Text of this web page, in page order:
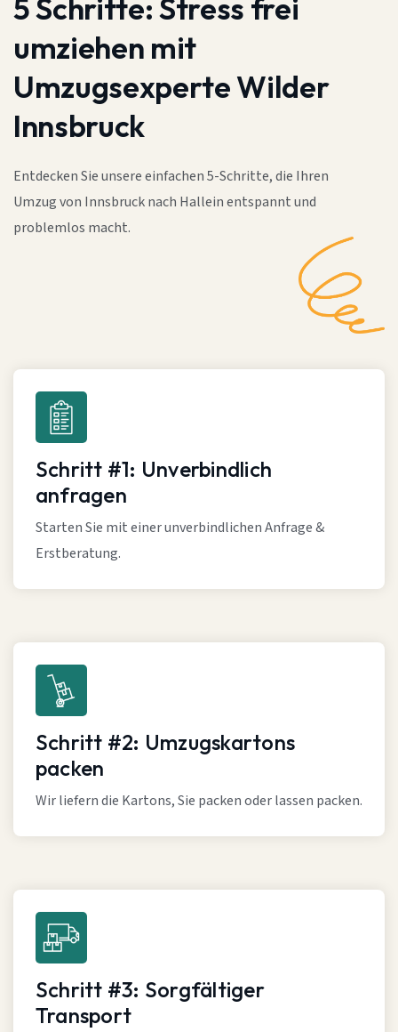
5 Schritte:Stress frei
umziehen mit
Umzugsexperte Wilder
Innsbruck
Entdecken Sie unsere einfachen 5-Schritte, die Ihren
Umzug von Innsbruck nach Hallein entspannt und
problemlos macht.
Schritt #1: Unverbindlich
anfragen
Starten Sie mit einer unverbindlichen Anfrage &
Erstberatung.
Schritt #2: Umzugskartons
packen
Wir liefern die Kartons, Sie packen oder lassen packen.
Schritt #3: Sorgfältiger
Transport